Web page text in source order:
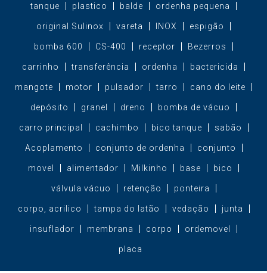
tanque plastico balde ordenha pequena
original Sulinox vareta INOX espigão
bomba 600 CS-400 receptor Bezerros
carrinho transferência ordenha bactericida
mangote motor pulsador tarro cano do leite
depósito granel dreno bomba de vácuo
carro principal cachimbo bico tanque sabão
Acoplamento conjunto de ordenha conjunto
movel alimentador Milkinho base bico
válvula vácuo retenção ponteira
corpo, acrilico tampa do latão vedação junta
insuflador membrana corpo ordemovel
placa